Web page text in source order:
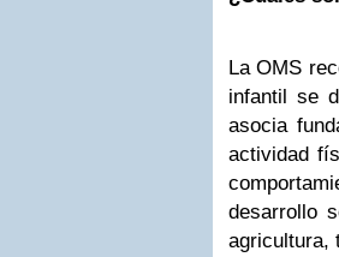
La OMS
infantil se
asocia
actividad
desarrollo
agricultura,